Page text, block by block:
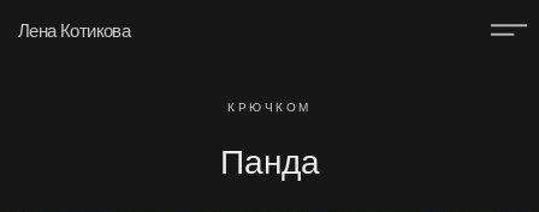
Лена Котикова
КРЮЧКОМ
Панда